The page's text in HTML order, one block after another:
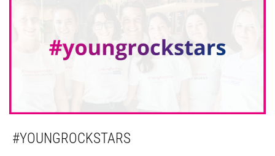
#YOUNGROCKSTARS